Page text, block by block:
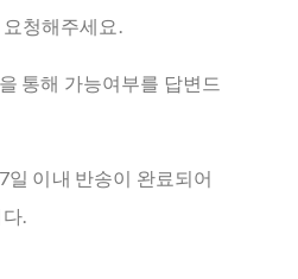
청해주세요.
통해 가능여부를 답변드
일 이내 반송이 완료되어
.